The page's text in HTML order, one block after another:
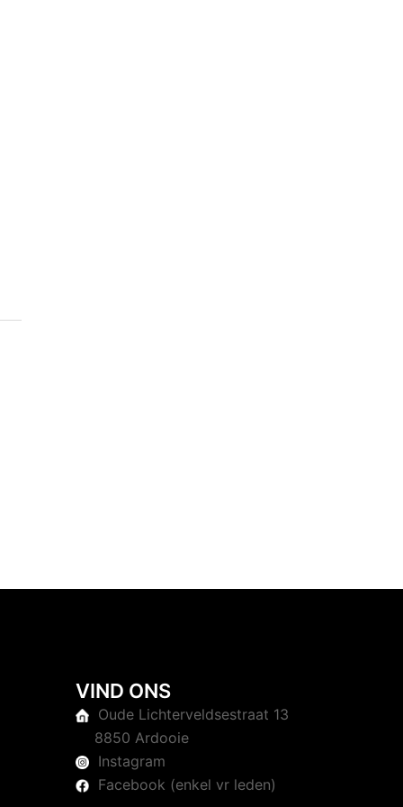
VIND ONS
Oude Lichterveldsestraat 13
8850 Ardooie
Instagram
Facebook (enkel vr leden)